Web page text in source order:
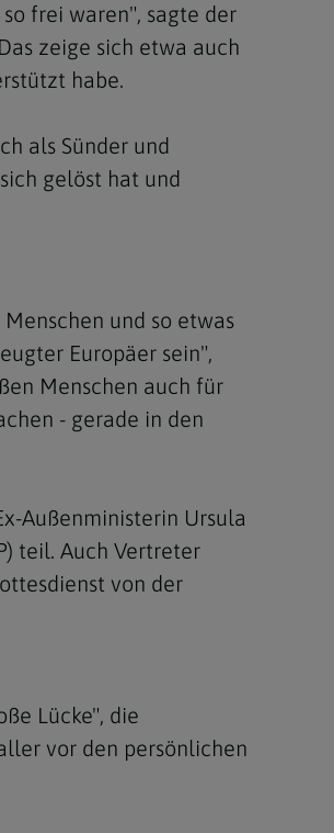
frei waren", sagte der
zeige sich etwa auch
habe.
als Sünder und
gelöst hat und
und so etwas
Europäer sein",
Menschen auch für
- gerade in den
Außenministerin Ursula
teil. Auch Vertreter
von der
Lücke", die
vor den persönlichen